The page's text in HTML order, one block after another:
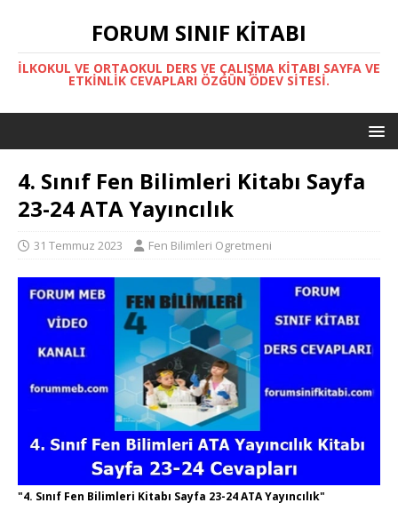
FORUM SINIF KITABI
İLKOKUL VE ORTAOKUL DERS VE ÇALIŞMA KITABI SAYFA VE
ETKINLIK CEVAPLARI ÖZGÜN ÖDEV SITESI.
4. Sınıf Fen Bilimleri Kitabı Sayfa
23-24 ATA Yayıncılık
31 Temmuz 2023 Fen Bilimleri Ogretmeni
"4. Sınıf Fen Bilimleri Kitabı Sayfa 23-24 ATA Yayıncılık"